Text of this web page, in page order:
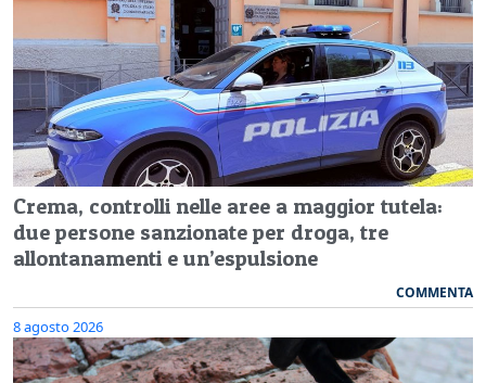
Crema, controlli nelle aree a maggior tutela:
due persone sanzionate per droga, tre
allontanamenti e un’espulsione
COMMENTA
8 agosto 2026